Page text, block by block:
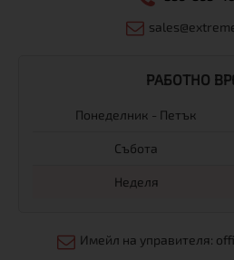
РАБОТНО
Понеделник - Петък
Събота
Неделя
Имейл на управителя: